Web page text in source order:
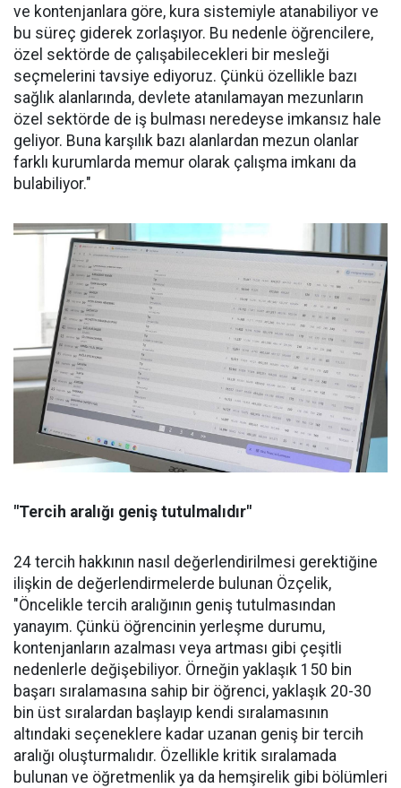
ve kontenjanlara göre, kura sistemiyle atanabiliyor ve
bu süreç giderek zorlaşıyor. Bu nedenle öğrencilere,
özel sektörde de çalışabilecekleri bir mesleği
seçmelerini tavsiye ediyoruz. Çünkü özellikle bazı
sağlık alanlarında, devlete atanılamayan mezunların
özel sektörde de iş bulması neredeyse imkansız hale
geliyor. Buna karşılık bazı alanlardan mezun olanlar
farklı kurumlarda memur olarak çalışma imkanı da
bulabiliyor."
"Tercih aralığı geniş tutulmalıdır"
24 tercih hakkının nasıl değerlendirilmesi gerektiğine
ilişkin de değerlendirmelerde bulunan Özçelik,
"Öncelikle tercih aralığının geniş tutulmasından
yanayım. Çünkü öğrencinin yerleşme durumu,
kontenjanların azalması veya artması gibi çeşitli
nedenlerle değişebiliyor. Örneğin yaklaşık 150 bin
başarı sıralamasına sahip bir öğrenci, yaklaşık 20-30
bin üst sıralardan başlayıp kendi sıralamasının
altındaki seçeneklere kadar uzanan geniş bir tercih
aralığı oluşturmalıdır. Özellikle kritik sıralamada
bulunan ve öğretmenlik ya da hemşirelik gibi bölümleri